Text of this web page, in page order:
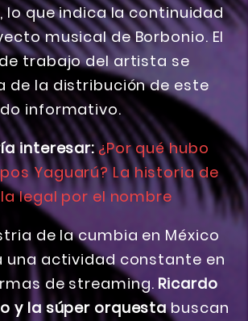
lo que indica la continuidad
musical de Borbonio. El
trabajo del artista se
de la distribución de este
informativo.
interesar:¿Por qué hubo
Yaguarú? La historia de
legal por el nombre
de la cumbia en México
una actividad constante en
de streaming. Ricardo
y la súper orquestabuscan